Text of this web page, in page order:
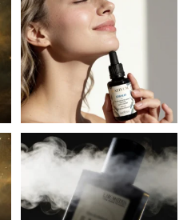
21
Ci sono istanti che non hanno
bisogno di essere
...
23 0